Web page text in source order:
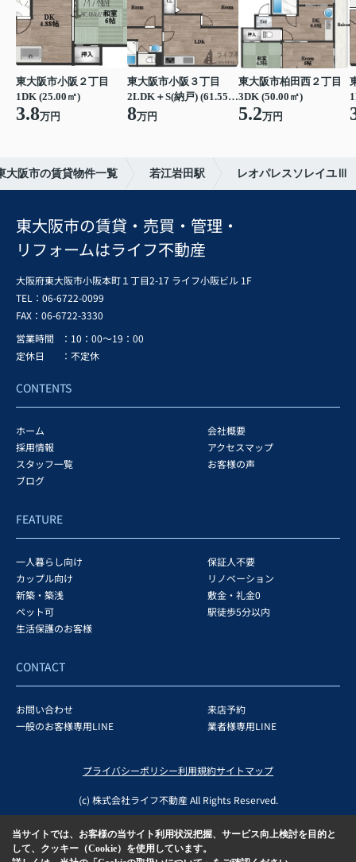
東大阪市小阪２丁目
1DK (25.00㎡)
3.8万円
東大阪市小阪３丁目
2LDK＋S(納戸) (61.55㎡)
8万円
東大阪市柏田西２丁目
3DK (50.00㎡)
5.2万円
大阪市の賃貸物件一覧 若江岩田駅 レオパレスソレイユⅢ
東大阪市の賃貸・売買・管理・
リフォームはライフ不動産
大阪府東大阪市小阪本町１丁目2-17 ライフ小阪ビル 1F
TEL：06-6722-0099
FAX： 06-6722-3330
営業時間
：10：00～19：00
定休日
：不定休
CONTENTS
ホーム
会社概要
採用情報
アクセスマップ
スタッフ一覧
お客様の声
ブログ
FEATURE
一人暮らし向け
保証人不要
カップル向け
リノベーション
新築・築浅
敷金・礼金0
ペット可
駅徒歩5分以内
生活保護のお客様
CONTACT
お問い合わせ
来店予約
一般のお客様専用LINE
業者様専用LINE
プライバシーポリシー利用規約サイトマップ
(c) 株式会社ライフ不動産 All Rights Reserved.
当サイトでは、お客様の当サイト利用状況把握、サービス向上検討を目的と
して、クッキー（Cookie）を使用しています。